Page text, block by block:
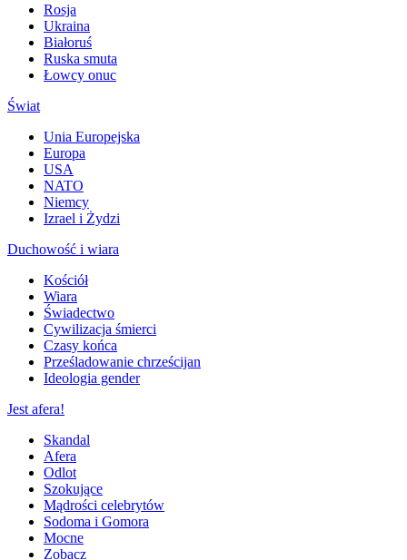
Rosja
Ukraina
Białoruś
Ruska smuta
Łowcy onuc
Świat
Unia Europejska
Europa
USA
NATO
Niemcy
Izrael i Żydzi
Duchowość i wiara
Kościół
Wiara
Świadectwo
Cywilizacja śmierci
Czasy końca
Prześladowanie chrześcijan
Ideologia gender
Jest afera!
Skandal
Afera
Odlot
Szokujące
Mądrości celebrytów
Sodoma i Gomora
Mocne
Zobacz